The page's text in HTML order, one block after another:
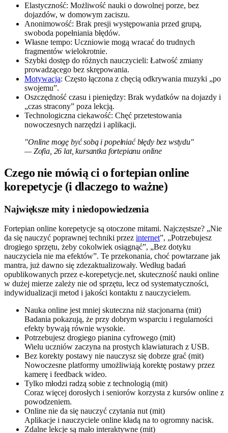
Elastyczność: Możliwość nauki o dowolnej porze, bez
dojazdów, w domowym zaciszu.
Anonimowość: Brak presji występowania przed grupą,
swoboda popełniania błędów.
Własne tempo: Uczniowie mogą wracać do trudnych
fragmentów wielokrotnie.
Szybki dostęp do różnych nauczycieli: Łatwość zmiany
prowadzącego bez skrępowania.
Motywacja: Często łączona z chęcią odkrywania muzyki „po
swojemu”.
Oszczędność czasu i pieniędzy: Brak wydatków na dojazdy i
„czas stracony” poza lekcją.
Technologiczna ciekawość: Chęć przetestowania
nowoczesnych narzędzi i aplikacji.
"Online mogę być sobą i popełniać błędy bez wstydu"
— Zofia, 26 lat, kursantka fortepianu online
Czego nie mówią ci o fortepian online
korepetycje (i dlaczego to ważne)
Największe mity i niedopowiedzenia
Fortepian online korepetycje są otoczone mitami. Najczęstsze? „Nie
da się nauczyć poprawnej techniki przez internet”, „Potrzebujesz
drogiego sprzętu, żeby cokolwiek osiągnąć”, „Bez dotyku
nauczyciela nie ma efektów”. Te przekonania, choć powtarzane jak
mantra, już dawno się zdezaktualizowały. Według badań
opublikowanych przez e-korepetycje.net, skuteczność nauki online
w dużej mierze zależy nie od sprzętu, lecz od systematyczności,
indywidualizacji metod i jakości kontaktu z nauczycielem.
Nauka online jest mniej skuteczna niż stacjonarna (mit)
Badania pokazują, że przy dobrym wsparciu i regularności
efekty bywają równie wysokie.
Potrzebujesz drogiego pianina cyfrowego (mit)
Wielu uczniów zaczyna na prostych klawiaturach z USB.
Bez korekty postawy nie nauczysz się dobrze grać (mit)
Nowoczesne platformy umożliwiają korektę postawy przez
kamerę i feedback wideo.
Tylko młodzi radzą sobie z technologią (mit)
Coraz więcej dorosłych i seniorów korzysta z kursów online z
powodzeniem.
Online nie da się nauczyć czytania nut (mit)
Aplikacje i nauczyciele online kładą na to ogromny nacisk.
Zdalne lekcje są mało interaktywne (mit)